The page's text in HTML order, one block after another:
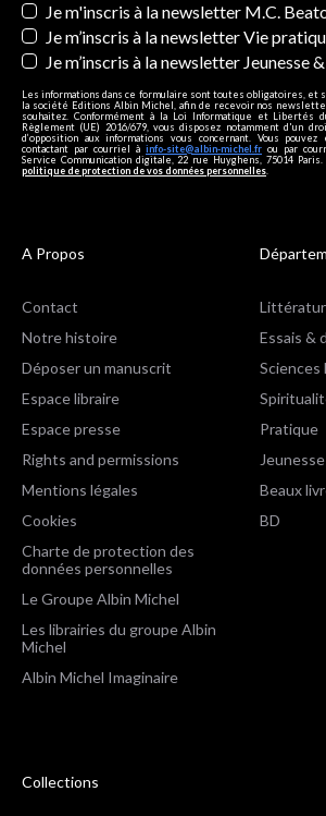
Je m'inscris à la newsletter M.C.
Je m’inscris à la newsletter Vie
Je m’inscris à la newsletter Jeunesse
Les informations dans ce formulaire sont toutes obligatoires,
la société Editions Albin Michel, afin de recevoir nos
souhaitez. Conformément à la Loi Informatique et Libertés
Règlement (UE) 2016/679, vous disposez notamment d'un
d’opposition aux informations vous concernant. Vous
contactant par courriel à info-site@albin-michel.fr ou par
Service Communication digitale, 22 rue Huyghens, 75014 Paris.
politique de protection de vos données personnelles.
A Propos
Contact
Notre histoire
Déposer un manuscrit
Espace libraire
Espace presse
Rights and permissions
Mentions légales
Cookies
Charte de protection des
données personnelles
Le Groupe Albin Michel
Les librairies du groupe Albin
Michel
Albin Michel Imaginaire
Essais &
Sciences
Pratique
Jeunesse
Beaux
BD
Collections